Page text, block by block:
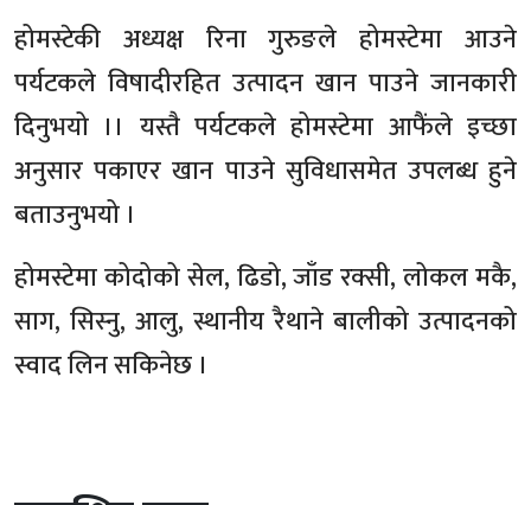
होमस्टेकी अध्यक्ष रिना गुरुङले होमस्टेमा आउने
पर्यटकले विषादीरहित उत्पादन खान पाउने जानकारी
दिनुभयो ।। यस्तै पर्यटकले होमस्टेमा आफैंले इच्छा
अनुसार पकाएर खान पाउने सुविधासमेत उपलब्ध हुने
बताउनुभयो ।
होमस्टेमा कोदोको सेल, ढिडो, जाँड रक्सी, लोकल मकै,
साग, सिस्नु, आलु, स्थानीय रैथाने बालीको उत्पादनको
स्वाद लिन सकिनेछ ।